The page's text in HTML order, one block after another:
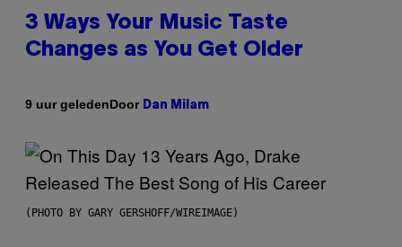
3 Ways Your Music Taste
Changes as You Get Older
9 uur geledenDoor Dan Milam
(PHOTO BY GARY GERSHOFF/WIREIMAGE)